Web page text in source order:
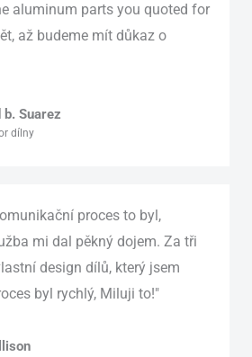
aluminum parts you quoted for
až budeme mít důkaz o
b. Suarez
dílny
proces to byl,
mi dal pěkný dojem. Za tři
design dílů, který jsem
byl rychlý, Miluji to!"